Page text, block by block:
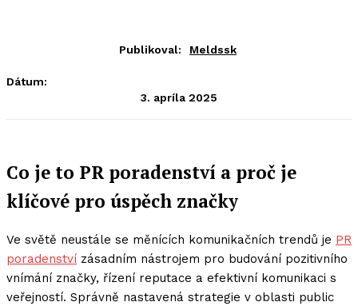
Publikoval: Meldssk
Dátum:
3. apríla 2025
Co je to PR poradenství a proč je
klíčové pro úspěch značky
Ve světě neustále se měnících komunikačních trendů je PR
poradenství zásadním nástrojem pro budování pozitivního
vnímání značky, řízení reputace a efektivní komunikaci s
veřejností. Správně nastavená strategie v oblasti public